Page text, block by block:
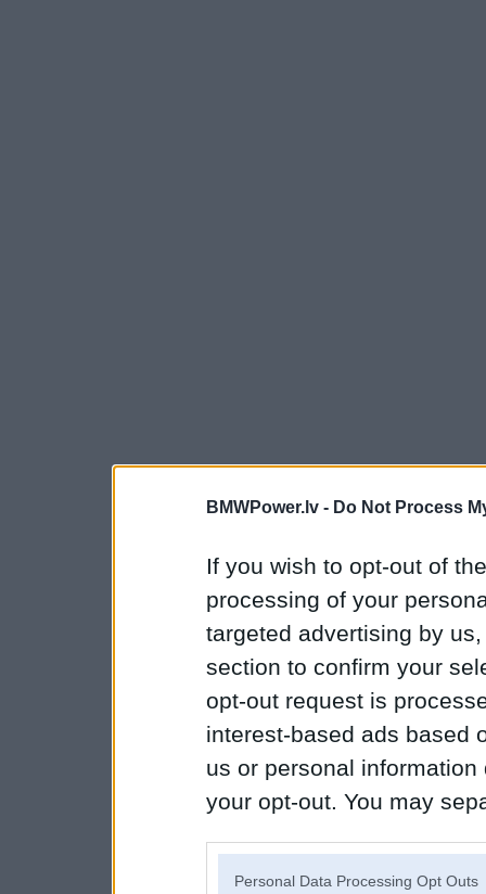
BMWPower.lv - Do Not Process
If you wish to opt-out of
processing of your
targeted advertising by
section to confirm your
opt-out request is
interest-based ads based
us or personal
your opt-out. You may
Personal Data Processing Opt Outs